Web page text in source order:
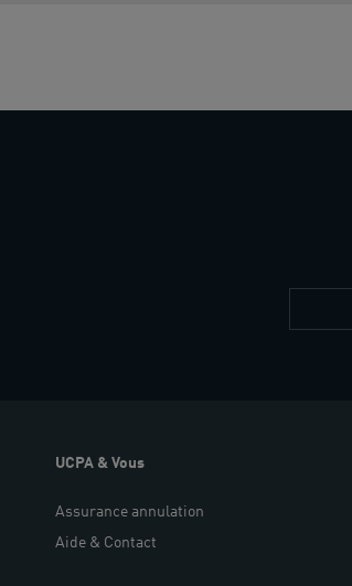
UCPA & Vous
Assurance annulation
Aide & Contact